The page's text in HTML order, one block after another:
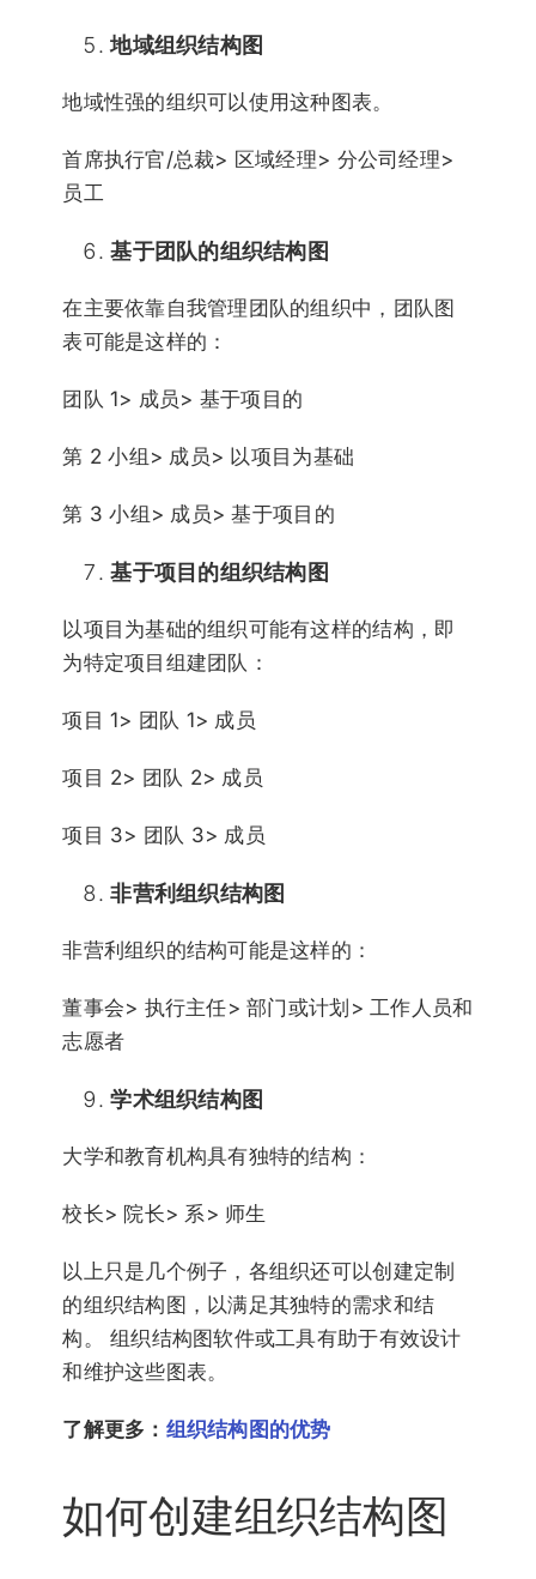
地域组织结构图
地域性强的组织可以使用这种图表。
首席执行官/总裁> 区域经理> 分公司经理>
员工
基于团队的组织结构图
在主要依靠自我管理团队的组织中，团队图
表可能是这样的：
团队 1> 成员> 基于项目的
第 2 小组> 成员> 以项目为基础
第 3 小组> 成员> 基于项目的
基于项目的组织结构图
以项目为基础的组织可能有这样的结构，即
为特定项目组建团队：
项目 1> 团队 1> 成员
项目 2> 团队 2> 成员
项目 3> 团队 3> 成员
非营利组织结构图
非营利组织的结构可能是这样的：
董事会> 执行主任> 部门或计划> 工作人员和
志愿者
学术组织结构图
大学和教育机构具有独特的结构：
校长> 院长> 系> 师生
以上只是几个例子，各组织还可以创建定制
的组织结构图，以满足其独特的需求和结
构。 组织结构图软件或工具有助于有效设计
和维护这些图表。
了解更多： 组织结构图的优势
如何创建组织结构图